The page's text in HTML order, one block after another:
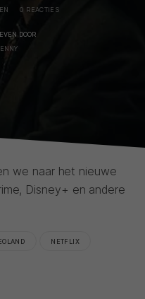
0 REACTIES
DOOR
we naar het nieuwe
Disney+ en andere
NETFLIX